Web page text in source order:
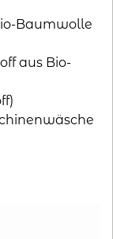
Baumwolle
aus Bio-